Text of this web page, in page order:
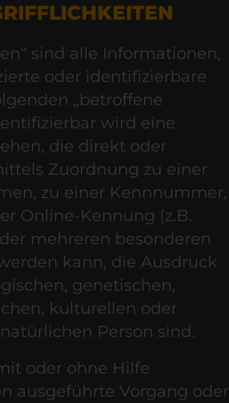
sind alle Informationen,
oder identifizierbare
„betroffene
wird eine
die direkt oder
Zuordnung zu einer
zu einer Kennnummer,
Online-Kennung (z.B.
mehreren besonderen
kann, die Ausdruck
genetischen,
kulturellen oder
Person sind.
oder ohne Hilfe
ausgeführte Vorgang oder